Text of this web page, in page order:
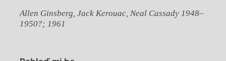
Allen Ginsberg, Jack Kerouac, Neal Cassady 1948–
1950?; 1961